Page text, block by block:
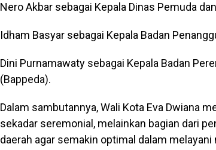
Nero Akbar sebagai Kepala Dinas Pemuda
Idham Basyar sebagai Kepala Badan
Dini Purnamawaty sebagai Kepala Badan
(Bappeda).
Dalam sambutannya, Wali Kota Eva Dwiana
sekadar seremonial, melainkan bagian dari
daerah agar semakin optimal dalam melayani